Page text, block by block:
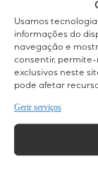
Usamos
informações do
navegação e
consentir, permite-
exclusivos neste
pode afetar
Gerir serviços
Esta loja online
a nossa oferta
produtos de venda
Belight - Clínica
Rua Agostinho
Quinta do Lambert